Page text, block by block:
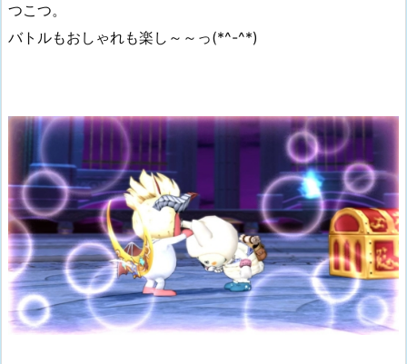
つこつ。
バトルもおしゃれも楽し～～っ(*^-^*)